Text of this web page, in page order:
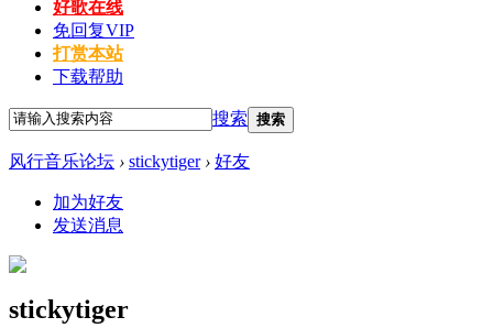
好歌在线
免回复VIP
打赏本站
下载帮助
搜索 搜索
风行音乐论坛 › stickytiger › 好友
加为好友
发送消息
stickytiger